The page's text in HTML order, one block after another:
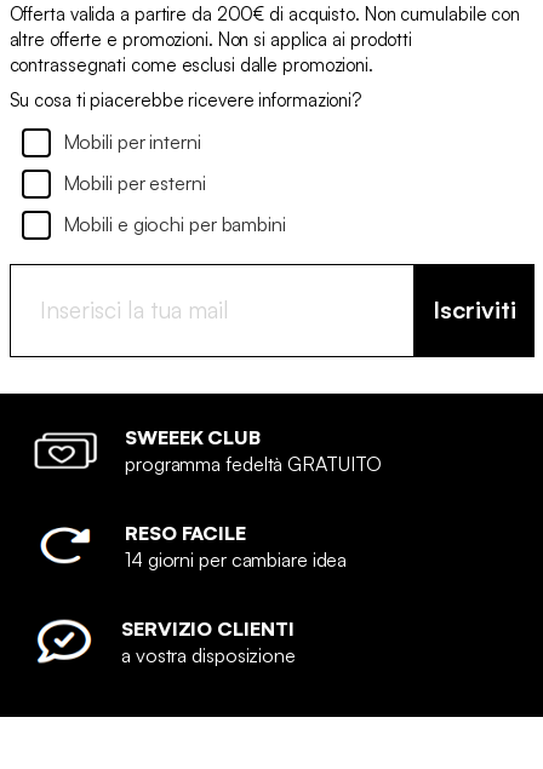
Offerta valida a partire da 200€ di acquisto. Non cumulabile con
altre offerte e promozioni. Non si applica ai prodotti
contrassegnati come esclusi dalle promozioni.
Su cosa ti piacerebbe ricevere informazioni?
Mobili per interni
Mobili per esterni
Mobili e giochi per bambini
Iscriviti
SWEEEK CLUB
programma fedeltà GRATUITO
RESO FACILE
14 giorni per cambiare idea
SERVIZIO CLIENTI
a vostra disposizione